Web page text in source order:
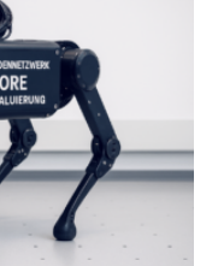
Silizium-
Sie verbrauchen
Datenübertragung
Da KI-Modelle
an neuen